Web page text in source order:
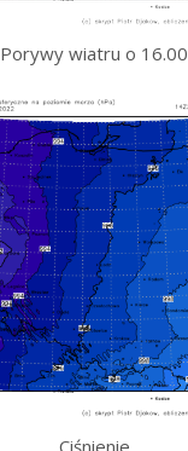
Porywy wiatru o 16.00
Ciśnienie